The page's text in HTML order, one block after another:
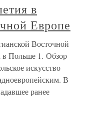
в
Европе
Восточной
в Польше 1. Обзор
искусство
В
ранее